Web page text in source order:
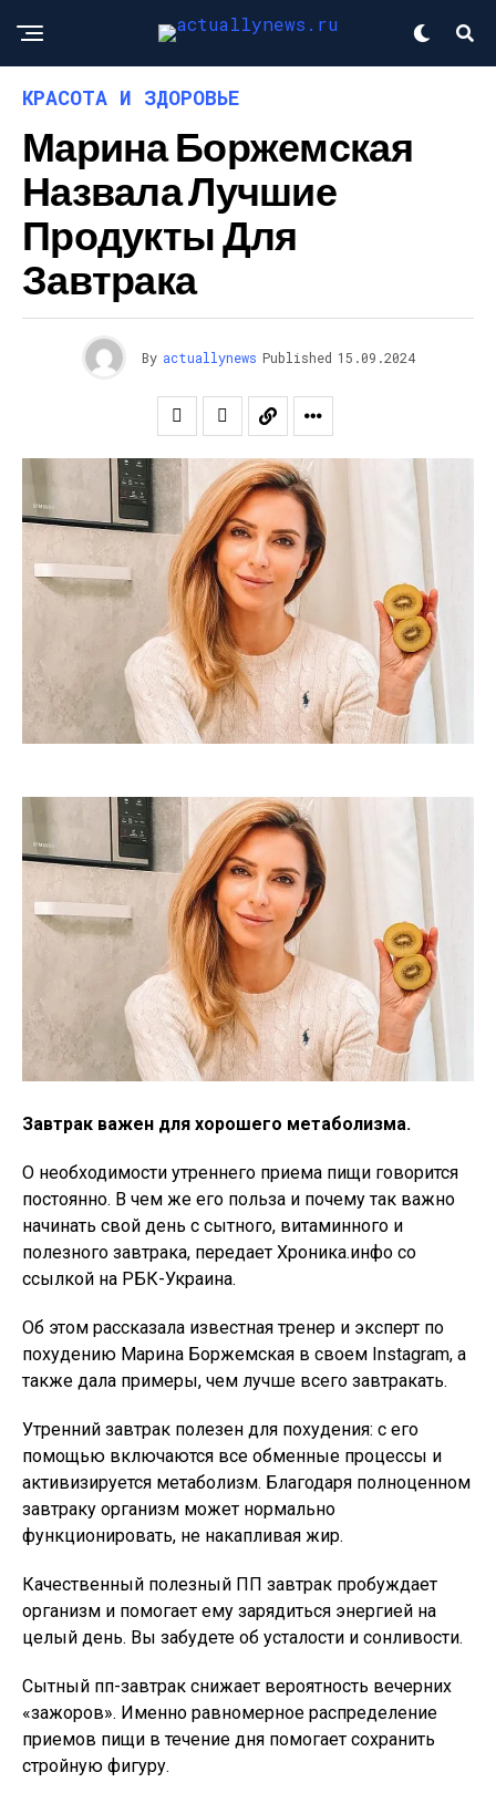
КРАСОТА И ЗДОРОВЬЕ
Марина Боржемская
Назвала Лучшие
Продукты Для
Завтрака
By actuallynews Published 15.09.2024
Завтрак важен для хорошего метаболизма.
О необходимости утреннего приема пищи говорится
постоянно. В чем же его польза и почему так важно
начинать свой день с сытного, витаминного и
полезного завтрака, передает Хроника.инфо со
ссылкой на РБК-Украина.
Об этом рассказала известная тренер и эксперт по
похудению Марина Боржемская в своем Instagram, а
также дала примеры, чем лучше всего завтракать.
Утренний завтрак полезен для похудения: с его
помощью включаются все обменные процессы и
активизируется метаболизм. Благодаря полноценном
завтраку организм может нормально
функционировать, не накапливая жир.
Качественный полезный ПП завтрак пробуждает
организм и помогает ему зарядиться энергией на
целый день. Вы забудете об усталости и сонливости.
Сытный пп-завтрак снижает вероятность вечерних
«зажоров». Именно равномерное распределение
приемов пищи в течение дня помогает сохранить
стройную фигуру.